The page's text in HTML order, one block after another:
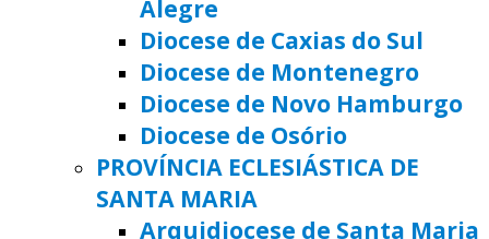
Alegre
Diocese de Caxias do Sul
Diocese de Montenegro
Diocese de Novo Hamburgo
Diocese de Osório
PROVÍNCIA ECLESIÁSTICA DE
SANTA MARIA
Arquidiocese de Santa Maria